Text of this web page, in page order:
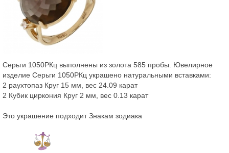
Серьги 1050РКц выполнены из золота 585 пробы. Ювелирное
изделие Серьги 1050РКц украшено натуральными вставками:
2 раухтопаз Круг 15 мм, вес 24.09 карат
2 Кубик циркония Круг 2 мм, вес 0.13 карат
Это украшение подходит Знакам зодиака